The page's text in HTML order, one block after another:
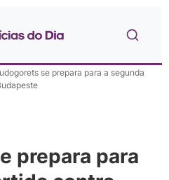
se prepara para a segunda
prepara para